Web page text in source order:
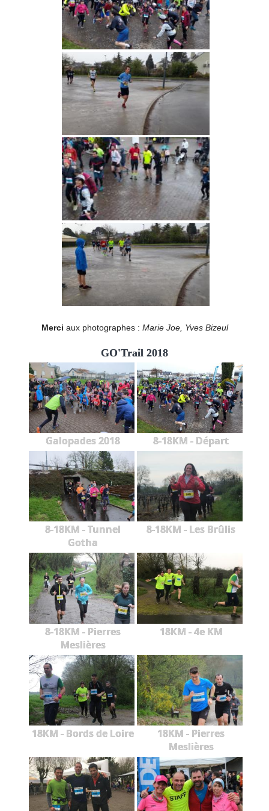
Merci aux photographes : Marie Joe, Yves Bizeul
GO'Trail 2018
Galopades 2018 8-18KM - Départ
8-18KM - Tunnel
Gotha
8-18KM - Les Brûlis
8-18KM - Pierres
Meslières
18KM - 4e KM
18KM - Bords de Loire
18KM - Pierres
Meslières